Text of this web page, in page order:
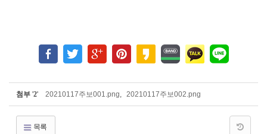
첨부 '2' 20210117주보001.png, 20210117주보002.png
목록